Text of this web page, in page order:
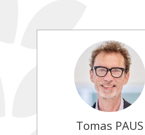
Tomas PAUS